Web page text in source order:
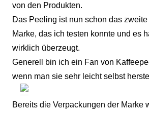
von den Produkten.
Das Peeling ist nun schon das
Marke, das ich testen konnte und es
wirklich überzeugt.
Generell bin ich ein Fan von
wenn man sie sehr leicht selbst
Bereits die Verpackungen der Marke